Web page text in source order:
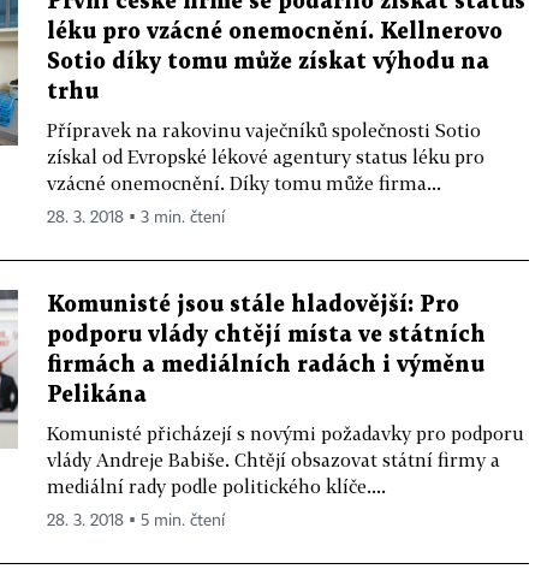
léku pro vzácné onemocnění. Kellnerovo
Sotio díky tomu může získat výhodu na
trhu
Přípravek na rakovinu vaječníků společnosti Sotio
získal od Evropské lékové agentury status léku pro
vzácné onemocnění. Díky tomu může firma...
28. 3. 2018 ▪ 3 min. čtení
Komunisté jsou stále hladovější: Pro
podporu vlády chtějí místa ve státních
firmách a mediálních radách i výměnu
Pelikána
Komunisté přicházejí s novými požadavky pro podporu
vlády Andreje Babiše. Chtějí obsazovat státní firmy a
mediální rady podle politického klíče....
28. 3. 2018 ▪ 5 min. čtení